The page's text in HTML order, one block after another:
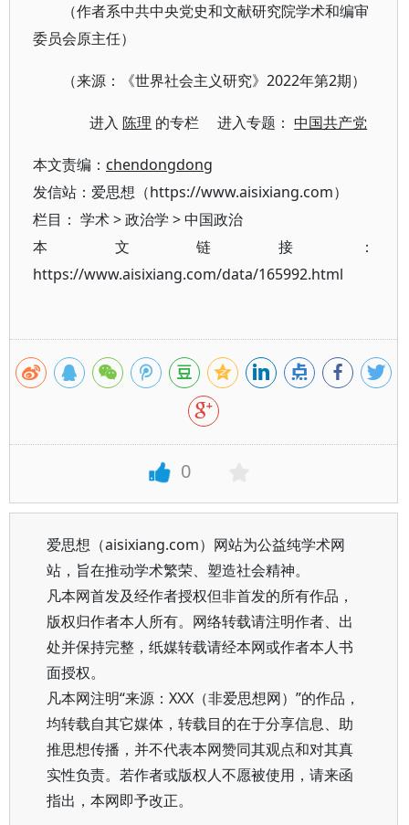
（作者系中共中央党史和文献研究院学术和编审
委员会原主任）
（来源：《世界社会主义研究》2022年第2期）
进入陈理 的专栏 进入专题：中国共产党
本文责编： chendongdong
发信站：爱思想（https://www.aisixiang.com）
栏目： 学术>政治学 >中国政治
本文链接：
https://www.aisixiang.com/data/165992.html
0
爱思想（aisixiang.com）网站为公益纯学术网
站，旨在推动学术繁荣、塑造社会精神。
凡本网首发及经作者授权但非首发的所有作品，
版权归作者本人所有。网络转载请注明作者、出
处并保持完整，纸媒转载请经本网或作者本人书
面授权。
凡本网注明“来源：XXX（非爱思想网）”的作品，
均转载自其它媒体，转载目的在于分享信息、助
推思想传播，并不代表本网赞同其观点和对其真
实性负责。若作者或版权人不愿被使用，请来函
指出，本网即予改正。